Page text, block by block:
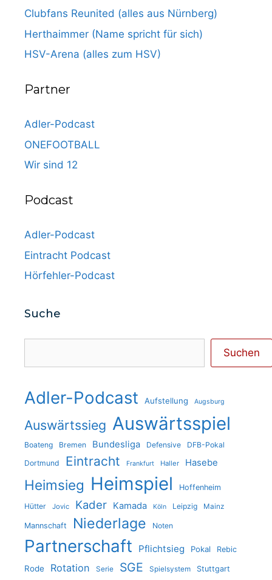
Clubfans Reunited (alles aus Nürnberg)
Herthaimmer (Name spricht für sich)
HSV-Arena (alles zum HSV)
Partner
Adler-Podcast
ONEFOOTBALL
Wir sind 12
Podcast
Adler-Podcast
Eintracht Podcast
Hörfehler-Podcast
Suche
Suchen
Adler-Podcast Aufstellung Augsburg
Auswärtssieg Auswärtsspiel
Boateng Bremen Bundesliga Defensive
DFB-Pokal
Dortmund
Eintracht Frankfurt Haller Hasebe
Heimsieg Heimspiel Hoffenheim
Hütter Jovic Kader Kamada Köln Leipzig Mainz
Mannschaft Niederlage Noten
Partnerschaft Pflichtsieg Pokal Rebic
Rode Rotation Serie SGE Spielsystem Stuttgart